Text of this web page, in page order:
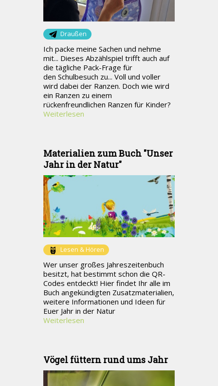
Draußen
Ich packe meine Sachen und nehme
mit... Dieses Abzählspiel trifft auch auf
die tägliche Pack-Frage für
den Schulbesuch zu... Voll und voller
wird dabei der Ranzen. Doch wie wird
ein Ranzen zu einem
rückenfreundlichen Ranzen für Kinder?
Weiterlesen
Materialien zum Buch "Unser
Jahr in der Natur"
Lesen & Hören
Wer unser großes Jahreszeitenbuch
besitzt, hat bestimmt schon die QR-
Codes entdeckt! Hier findet Ihr alle im
Buch angekündigten Zusatzmaterialien,
weitere Informationen und Ideen für
Euer Jahr in der Natur
Weiterlesen
Vögel füttern rund ums Jahr